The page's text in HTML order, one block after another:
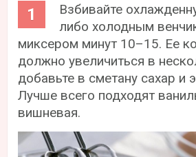
Взбивайте
либо холодным
миксером минут 10–15. Ее
должно увеличиться в
добавьте в сметану сахар и
Лучше всего подходят
вишневая.